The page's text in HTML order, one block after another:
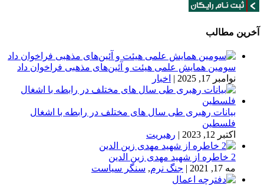
آخرین مطالب
سومین همایش علمی هیئت و آئین‌های مذهبی فراخوان داد
نوامبر 17, 2025
| اخبار
بیانات رهبری طی سال های مختلف در رابطه با اشغال
فلسطین
اکتبر 12, 2023
| رهبریت
2 خاطره از شهید مهدی زین الدین
مه 17, 2021
| جنگ نرم, سنگر سیاست